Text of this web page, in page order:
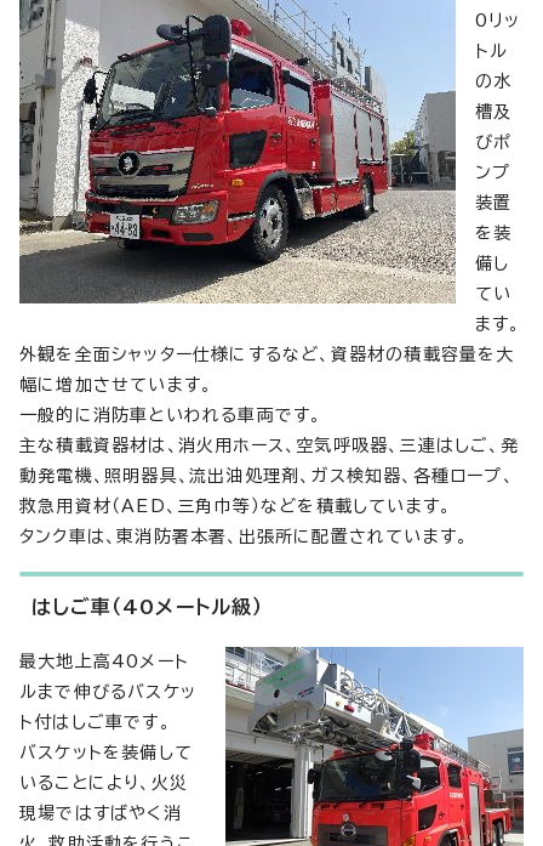
0リッ
トル
の水
槽及
びポ
ンプ
装置
を装
備し
てい
ます。
外観を全面シャッター仕様にするなど、資器材の積載容量を大
幅に増加させています。
一般的に消防車といわれる車両です。
主な積載資器材は、消火用ホース、空気呼吸器、三連はしご、発
動発電機、照明器具、流出油処理剤、ガス検知器、各種ロープ、
救急用資材（AED、三角巾等）などを積載しています。
タンク車は、東消防署本署、出張所に配置されています。
はしご車（40メートル級）
最大地上高40メート
ルまで伸びるバスケッ
ト付はしご車です。
バスケットを装備して
いることにより、火災
現場ではすばやく消